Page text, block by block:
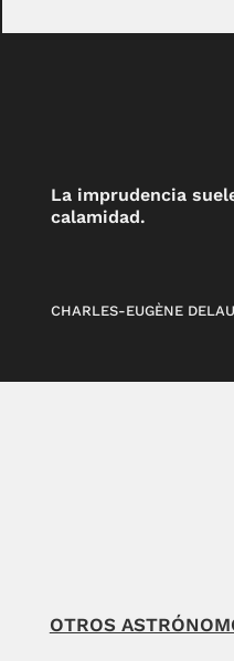
La imprudencia
calamidad.
CHARLES-EUGÈNE
OTROS